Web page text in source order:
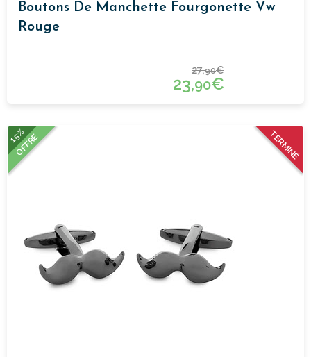
Boutons De Manchette Fourgonette Vw
Rouge
27,90€
23,90€
TERMINÉ
15%
OFFRE